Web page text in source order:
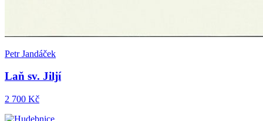
Petr Jandáček
Laň sv. Jiljí
2 700 Kč